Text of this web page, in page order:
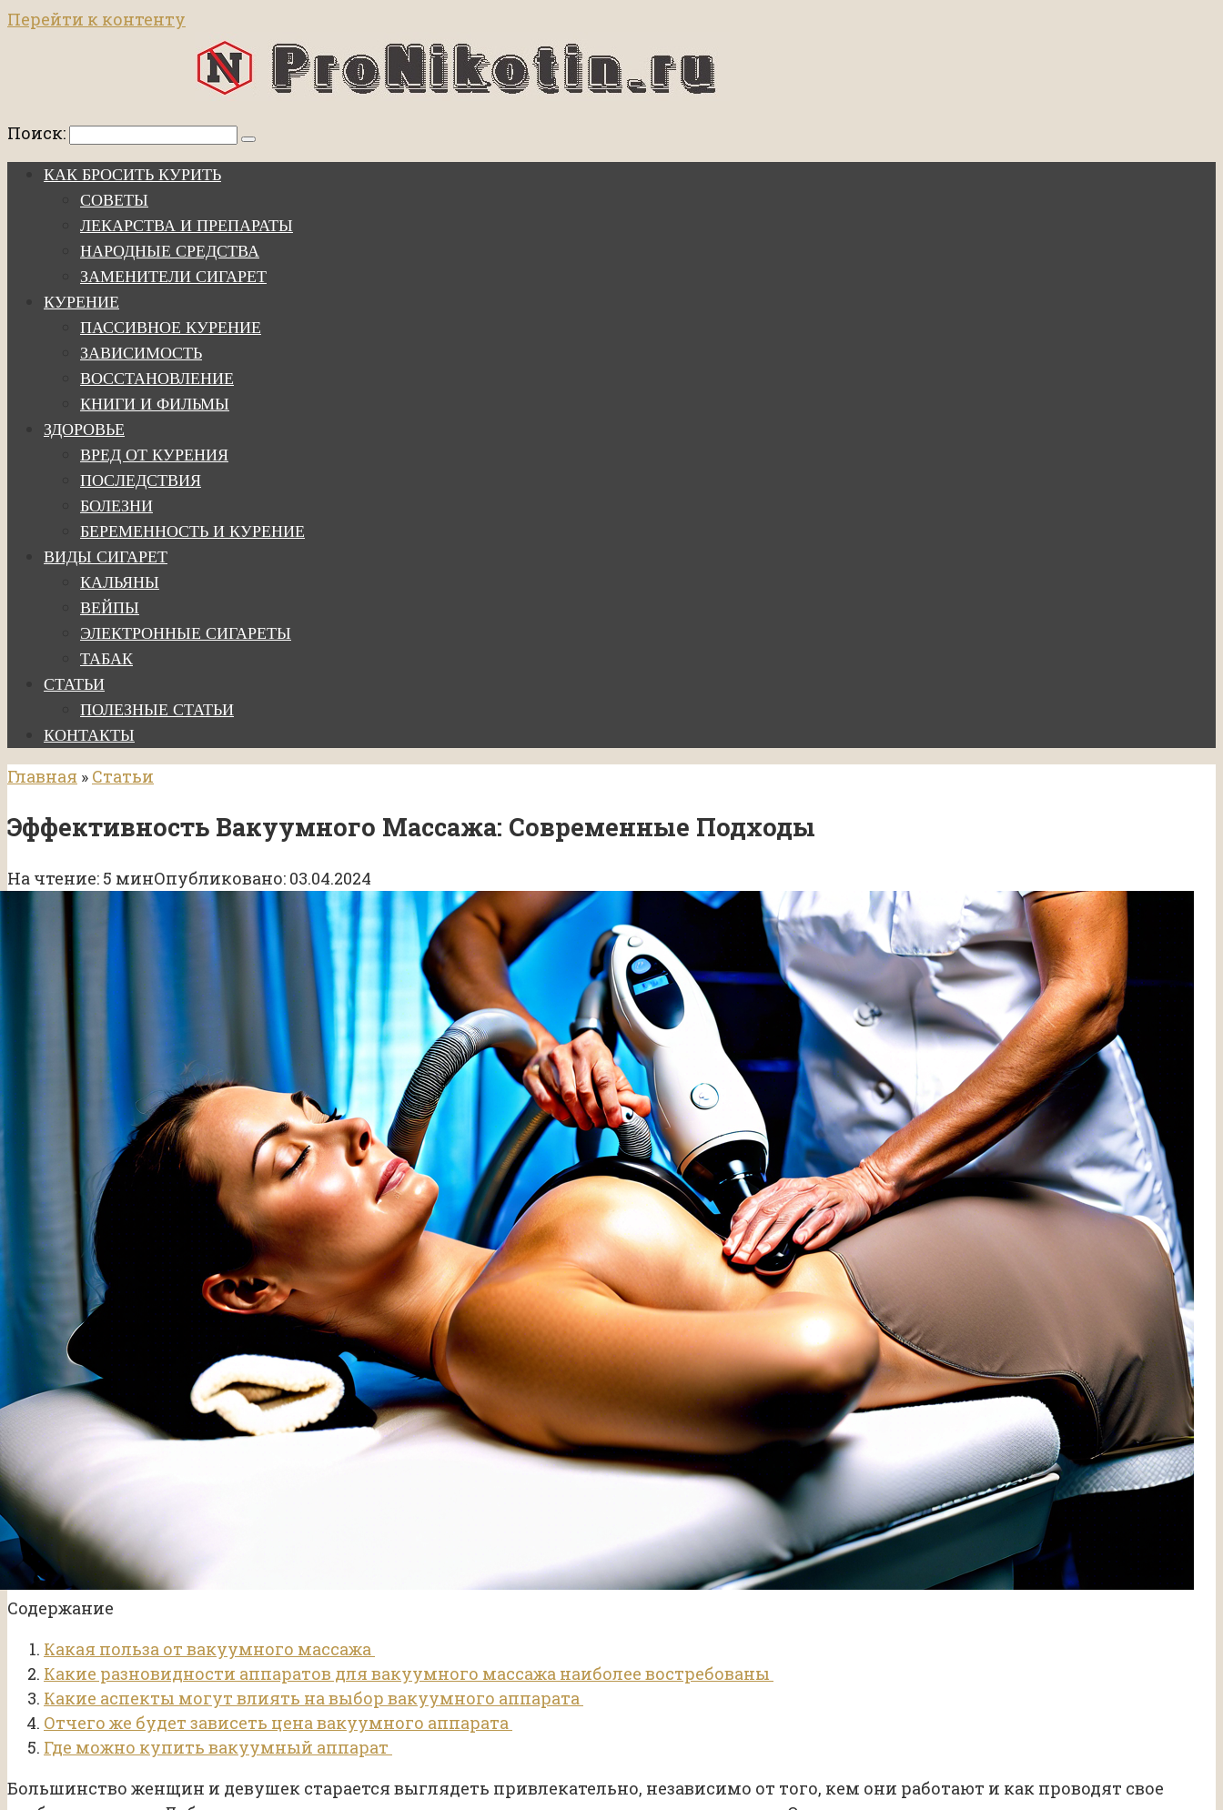
Перейти к контенту
Поиск:
КАК БРОСИТЬ КУРИТЬ
СОВЕТЫ
ЛЕКАРСТВА И ПРЕПАРАТЫ
НАРОДНЫЕ СРЕДСТВА
ЗАМЕНИТЕЛИ СИГАРЕТ
КУРЕНИЕ
ПАССИВНОЕ КУРЕНИЕ
ЗАВИСИМОСТЬ
ВОССТАНОВЛЕНИЕ
КНИГИ И ФИЛЬМЫ
ЗДОРОВЬЕ
ВРЕД ОТ КУРЕНИЯ
ПОСЛЕДСТВИЯ
БОЛЕЗНИ
БЕРЕМЕННОСТЬ И КУРЕНИЕ
ВИДЫ СИГАРЕТ
КАЛЬЯНЫ
ВЕЙПЫ
ЭЛЕКТРОННЫЕ СИГАРЕТЫ
ТАБАК
СТАТЬИ
ПОЛЕЗНЫЕ СТАТЬИ
КОНТАКТЫ
Главная » Статьи
Эффективность Вакуумного Массажа: Современные Подходы
На чтение: 5 минОпубликовано: 03.04.2024
Содержание
Какая польза от вакуумного массажа
Какие разновидности аппаратов для вакуумного массажа наиболее востребованы
Какие аспекты могут влиять на выбор вакуумного аппарата
Отчего же будет зависеть цена вакуумного аппарата
Где можно купить вакуумный аппарат
Большинство женщин и девушек старается выглядеть привлекательно, независимо от того, кем они работают и как проводят свое